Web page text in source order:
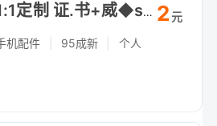
1:1定制 证.书+威◆swty8848◆成./績*單文凴？學*励-认.正
机配件 95成新 个人
2元